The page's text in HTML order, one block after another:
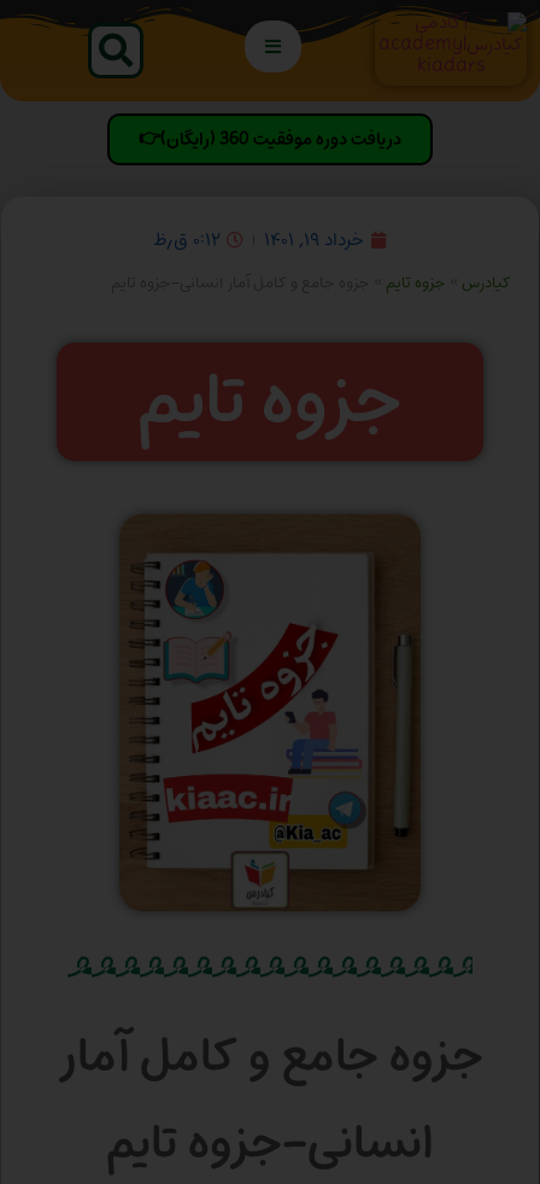
دریافت دوره موفقیت 360 (رایگان)👉
خرداد ۱۹, ۱۴۰۱ ۰:۱۲ ق٫ظ
کیادرس جزوه تایم
جزوه تایم
جزوه جامع و کامل آمار
انسانی-جزوه تایم